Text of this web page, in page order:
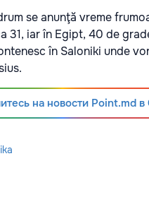
se anunţă vreme
31, iar în Egipt, 40 de
în Saloniki unde
на новости Point.md в